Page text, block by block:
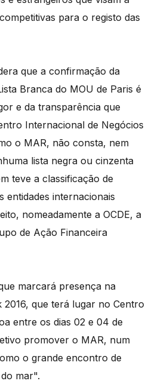
para o registo das
que a confirmação da
Branca do MOU de Paris é
e da transparência que
Internacional de Negócios
o MAR, não consta, nem
lista negra ou cinzenta
teve a classificação de
entidades internacionais
nomeadamente a OCDE, a
de Ação Financeira
marcará presença na
2016, que terá lugar no Centro
entre os dias 02 e 04 de
promover o MAR, num
o grande encontro de
mar".